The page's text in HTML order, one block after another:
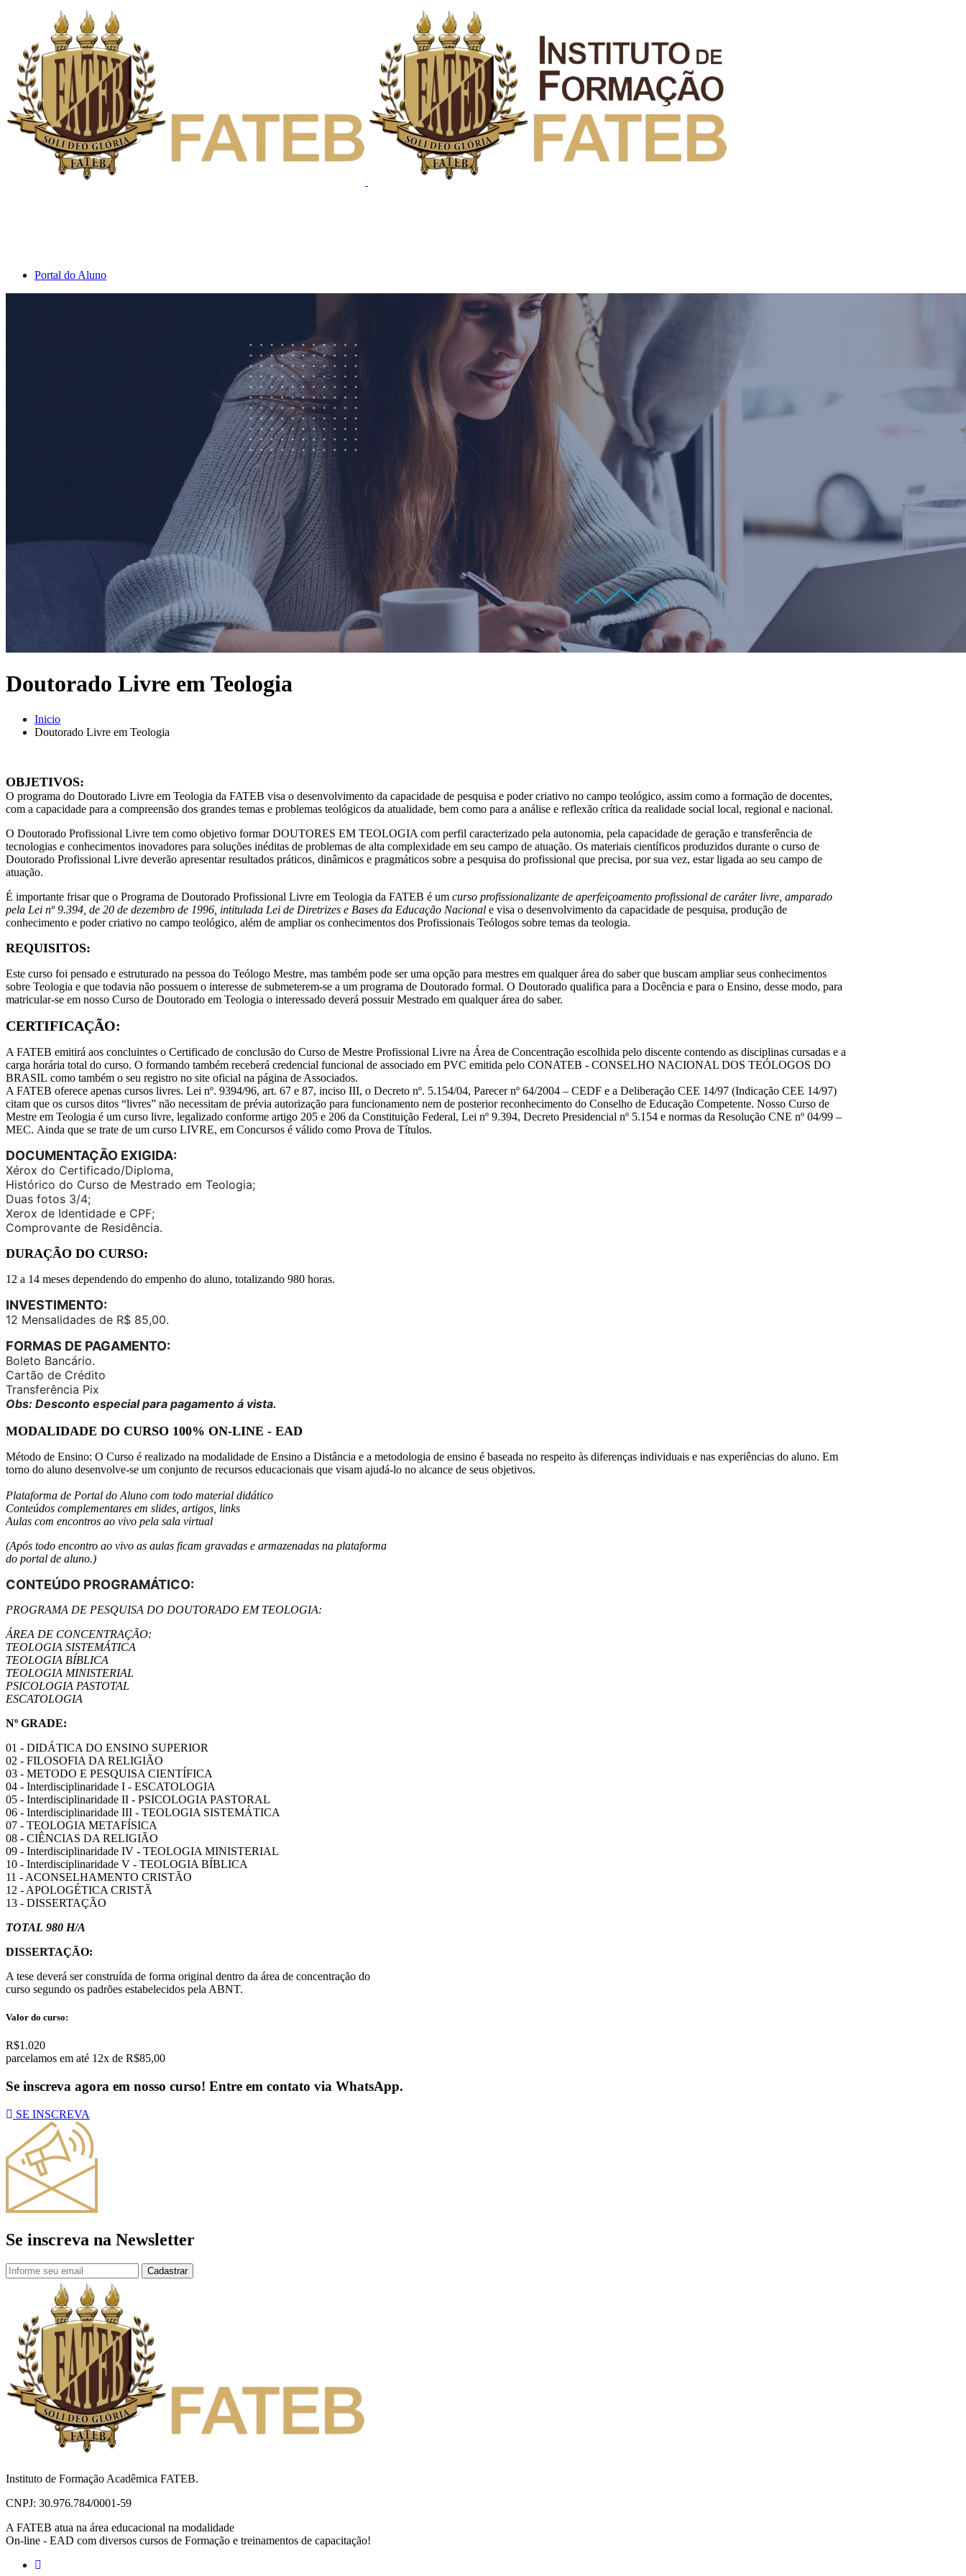
Portal do Aluno
Doutorado Livre em Teologia
Inicio
Doutorado Livre em Teologia
OBJETIVOS:
O programa do Doutorado Livre em Teologia da FATEB visa o desenvolvimento da capacidade de pesquisa e poder criativo no campo teológico, assim como a formação de docentes,
com a capacidade para a compreensão dos grandes temas e problemas teológicos da atualidade, bem como para a análise e reflexão crítica da realidade social local, regional e nacional.
O Doutorado Profissional Livre tem como objetivo formar DOUTORES EM TEOLOGIA com perfil caracterizado pela autonomia, pela capacidade de geração e transferência de
tecnologias e conhecimentos inovadores para soluções inéditas de problemas de alta complexidade em seu campo de atuação. Os materiais científicos produzidos durante o curso de
Doutorado Profissional Livre deverão apresentar resultados práticos, dinâmicos e pragmáticos sobre a pesquisa do profissional que precisa, por sua vez, estar ligada ao seu campo de
atuação.
É importante frisar que o Programa de Doutorado Profissional Livre em Teologia da FATEB é um curso profissionalizante de aperfeiçoamento profissional de caráter livre, amparado
pela Lei nº 9.394, de 20 de dezembro de 1996, intitulada Lei de Diretrizes e Bases da Educação Nacional e visa o desenvolvimento da capacidade de pesquisa, produção de
conhecimento e poder criativo no campo teológico, além de ampliar os conhecimentos dos Profissionais Teólogos sobre temas da teologia.
REQUISITOS:
Este curso foi pensado e estruturado na pessoa do Teólogo Mestre, mas também pode ser uma opção para mestres em qualquer área do saber que buscam ampliar seus conhecimentos
sobre Teologia e que todavia não possuem o interesse de submeterem-se a um programa de Doutorado formal. O Doutorado qualifica para a Docência e para o Ensino, desse modo, para
matricular-se em nosso Curso de Doutorado em Teologia o interessado deverá possuir Mestrado em qualquer área do saber.
CERTIFICAÇÃO:
A FATEB emitirá aos concluintes o Certificado de conclusão do Curso de Mestre Profissional Livre na Área de Concentração escolhida pelo discente contendo as disciplinas cursadas e a
carga horária total do curso. O formando também receberá credencial funcional de associado em PVC emitida pelo CONATEB - CONSELHO NACIONAL DOS TEÓLOGOS DO
BRASIL como também o seu registro no site oficial na página de Associados.
A FATEB oferece apenas cursos livres. Lei nº. 9394/96, art. 67 e 87, inciso III, o Decreto nº. 5.154/04, Parecer nº 64/2004 – CEDF e a Deliberação CEE 14/97 (Indicação CEE 14/97)
citam que os cursos ditos “livres” não necessitam de prévia autorização para funcionamento nem de posterior reconhecimento do Conselho de Educação Competente. Nosso Curso de
Mestre em Teologia é um curso livre, legalizado conforme artigo 205 e 206 da Constituição Federal, Lei nº 9.394, Decreto Presidencial nº 5.154 e normas da Resolução CNE nº 04/99 –
MEC. Ainda que se trate de um curso LIVRE, em Concursos é válido como Prova de Títulos.
DOCUMENTAÇÃO EXIGIDA:
Xérox do Certificado/Diploma,
Histórico do Curso de Mestrado em Teologia;
Duas fotos 3/4;
Xerox de Identidade e CPF;
Comprovante de Residência.
DURAÇÃO DO CURSO:
12 a 14 meses dependendo do empenho do aluno, totalizando 980 horas.
INVESTIMENTO:
12 Mensalidades de R$ 85,00.
FORMAS DE PAGAMENTO:
Boleto Bancário.
Cartão de Crédito
Transferência Pix
Obs: Desconto especial para pagamento á vista.
MODALIDADE DO CURSO 100% ON-LINE - EAD
Método de Ensino: O Curso é realizado na modalidade de Ensino a Distância e a metodologia de ensino é baseada no respeito às diferenças individuais e nas experiências do aluno. Em
torno do aluno desenvolve-se um conjunto de recursos educacionais que visam ajudá-lo no alcance de seus objetivos.
Plataforma de Portal do Aluno com todo material didático
Conteúdos complementares em slides, artigos, links
Aulas com encontros ao vivo pela sala virtual
(Após todo encontro ao vivo as aulas ficam gravadas e armazenadas na plataforma
do portal de aluno.)
CONTEÚDO PROGRAMÁTICO:
PROGRAMA DE PESQUISA DO DOUTORADO EM TEOLOGIA:
ÁREA DE CONCENTRAÇÃO:
TEOLOGIA SISTEMÁTICA
TEOLOGIA BÍBLICA
TEOLOGIA MINISTERIAL
PSICOLOGIA PASTOTAL
ESCATOLOGIA
Nº GRADE:
01 - DIDÁTICA DO ENSINO SUPERIOR
02 - FILOSOFIA DA RELIGIÃO
03 - METODO E PESQUISA CIENTÍFICA
04 - Interdisciplinaridade I - ESCATOLOGIA
05 - Interdisciplinaridade II - PSICOLOGIA PASTORAL
06 - Interdisciplinaridade III - TEOLOGIA SISTEMÁTICA
07 - TEOLOGIA METAFÍSICA
08 - CIÊNCIAS DA RELIGIÃO
09 - Interdisciplinaridade IV - TEOLOGIA MINISTERIAL
10 - Interdisciplinaridade V - TEOLOGIA BÍBLICA
11 - ACONSELHAMENTO CRISTÃO
12 - APOLOGÉTICA CRISTÃ
13 - DISSERTAÇÃO
TOTAL 980 H/A
DISSERTAÇÃO:
A tese deverá ser construída de forma original dentro da área de concentração do
curso segundo os padrões estabelecidos pela ABNT.
Valor do curso:
R$1.020
parcelamos em até 12x de R$85,00
Se inscreva agora em nosso curso! Entre em contato via WhatsApp.
SE INSCREVA
Se inscreva na Newsletter
Cadastrar
Instituto de Formação Acadêmica FATEB.
CNPJ: 30.976.784/0001-59
A FATEB atua na área educacional na modalidade
On-line - EAD com diversos cursos de Formação e treinamentos de capacitação!